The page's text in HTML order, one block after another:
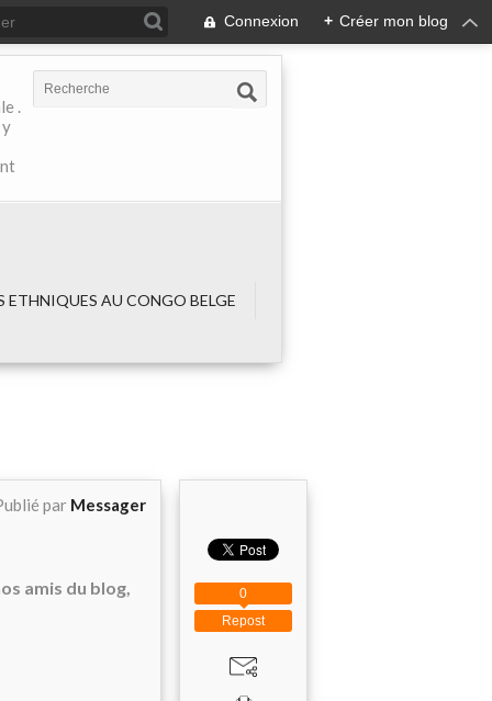
Connexion + Créer mon blog
.
AU CONGO BELGE
par Messager
amis du blog,
Repost
0